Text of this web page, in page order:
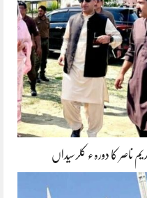
ناصر کا دورہء کلرسیداں